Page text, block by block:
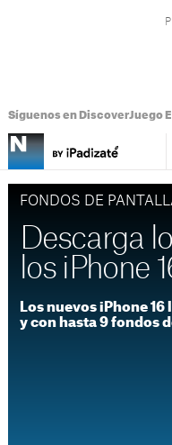
Síguenos en DiscoverJuego
FONDOS DE
Descarga
los iPhone
Los nuevos iPhone
y con hasta 9 fondos